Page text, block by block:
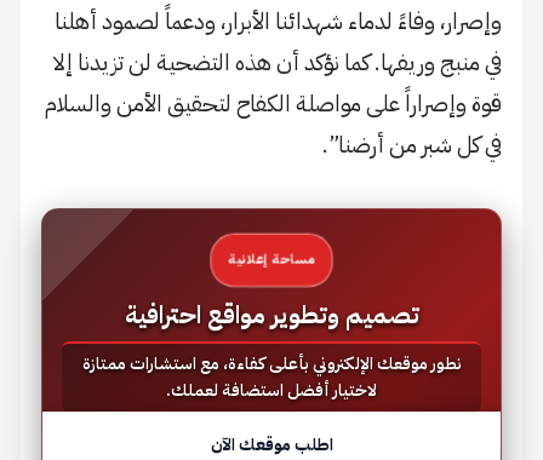
وإصرار، وفاءً لدماء شهدائنا الأبرار، ودعماً لصمود أهلنا
في منبج وريفها. كما نؤكد أن هذه التضحية لن تزيدنا إلا
قوة وإصراراً على مواصلة الكفاح لتحقيق الأمن والسلام
في كل شبر من أرضنا”.
مساحة إعلانية
تصميم وتطوير مواقع احترافية
نطور موقعك الإلكتروني بأعلى كفاءة، مع استشارات ممتازة
لاختيار أفضل استضافة لعملك.
اطلب موقعك الآن